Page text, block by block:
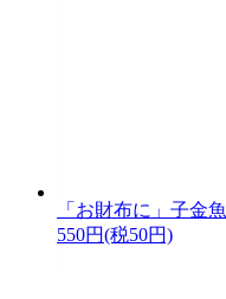
「お財布に」子金魚
550円(税50円)